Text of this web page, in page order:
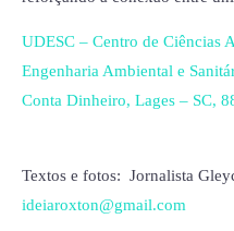
UDESC – Centro de Ciências
Engenharia Ambiental e
Conta Dinheiro, Lages – SC,
Textos e fotos: Jornalista
ideiaroxton@gmail.com